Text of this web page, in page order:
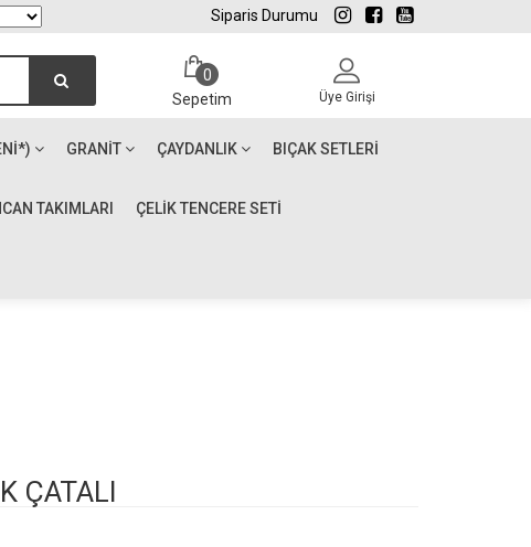
Siparis Durumu
0
Sepetim
Üye Girişi
GRANIT ÇAYDANLIK BIÇAK SETLERI
TAKIMLARI ÇELİK TENCERE SETİ
ÇATALI